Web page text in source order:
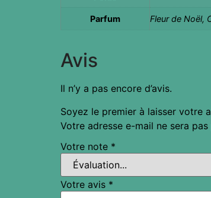
Parfum Fleur de Noël,
Avis
Il n’y a pas encore d’avis.
Soyez le premier à laisser votre
Votre adresse e-mail ne sera pas
Votre note *
Votre avis *